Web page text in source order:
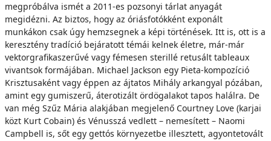
megpróbálva ismét a 2011-es pozsonyi tárlat anyagát
megidézni. Az biztos, hogy az óriásfotókként exponált
munkákon csak úgy hemzsegnek a képi történések. Itt is, ott is a
keresztény tradíció bejáratott témái kelnek életre, már-már
vektorgrafikaszerűvé vagy fémesen sterillé retusált tableaux
vivantsok formájában. Michael Jackson egy Pieta-kompozíció
Krisztusaként vagy éppen az ájtatos Mihály arkangyal pózában,
amint egy gumiszerű, áterotizált ördögalakot tapos halálra. De
van még Szűz Mária alakjában megjelenő Courtney Love (karjai
közt Kurt Cobain) és Vénusszá vedlett – nemesített – Naomi
Campbell is, sőt egy gettós környezetbe illesztett, agyontetovált